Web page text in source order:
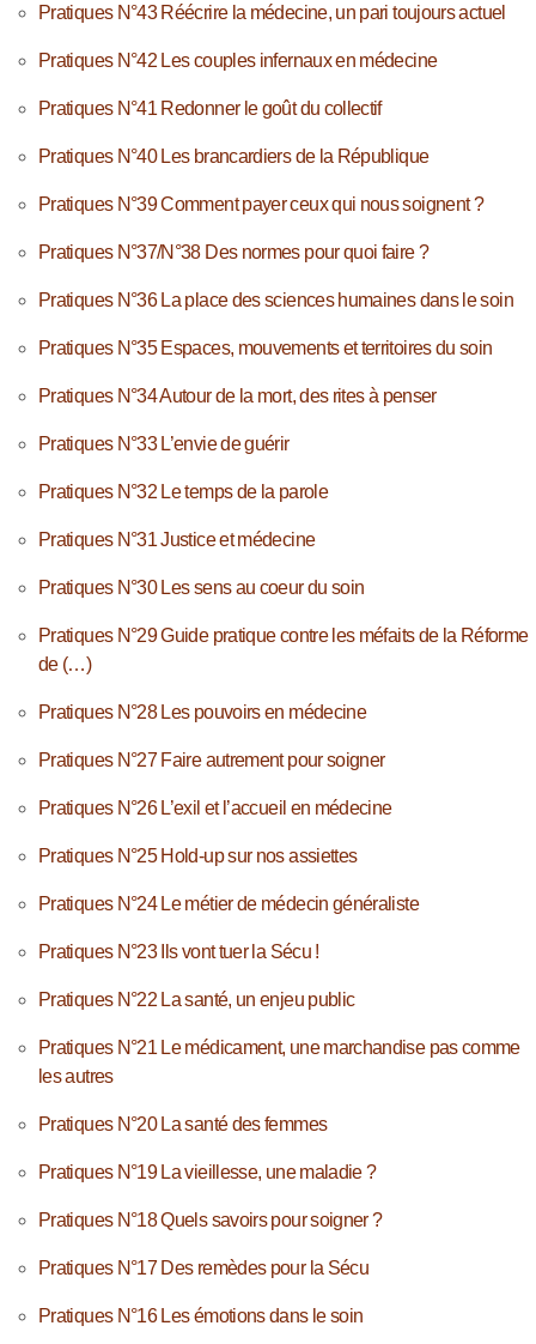
Pratiques N°43 Réécrire la médecine, un pari toujours actuel
Pratiques N°42 Les couples infernaux en médecine
Pratiques N°41 Redonner le goût du collectif
Pratiques N°40 Les brancardiers de la République
Pratiques N°39 Comment payer ceux qui nous soignent ?
Pratiques N°37/N°38 Des normes pour quoi faire ?
Pratiques N°36 La place des sciences humaines dans le soin
Pratiques N°35 Espaces, mouvements et territoires du soin
Pratiques N°34 Autour de la mort, des rites à penser
Pratiques N°33 L’envie de guérir
Pratiques N°32 Le temps de la parole
Pratiques N°31 Justice et médecine
Pratiques N°30 Les sens au coeur du soin
Pratiques N°29 Guide pratique contre les méfaits de la Réforme
de (…)
Pratiques N°28 Les pouvoirs en médecine
Pratiques N°27 Faire autrement pour soigner
Pratiques N°26 L’exil et l’accueil en médecine
Pratiques N°25 Hold-up sur nos assiettes
Pratiques N°24 Le métier de médecin généraliste
Pratiques N°23 Ils vont tuer la Sécu !
Pratiques N°22 La santé, un enjeu public
Pratiques N°21 Le médicament, une marchandise pas comme
les autres
Pratiques N°20 La santé des femmes
Pratiques N°19 La vieillesse, une maladie ?
Pratiques N°18 Quels savoirs pour soigner ?
Pratiques N°17 Des remèdes pour la Sécu
Pratiques N°16 Les émotions dans le soin